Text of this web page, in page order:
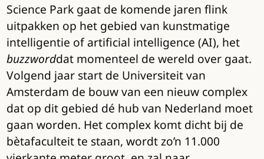
Science Park gaat de komende jaren flink
uitpakken op het gebied van kunstmatige
intelligentie of artificial intelligence (AI), het
buzzworddat momenteel de wereld over gaat.
Volgend jaar start de Universiteit van
Amsterdam de bouw van een nieuw complex
dat op dit gebied dé hub van Nederland moet
gaan worden. Het complex komt dicht bij de
bètafaculteit te staan, wordt zo’n 11.000